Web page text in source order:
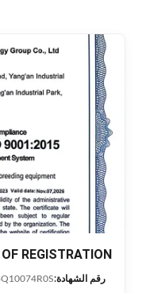
REGISTRATION
رقم الشهادة: